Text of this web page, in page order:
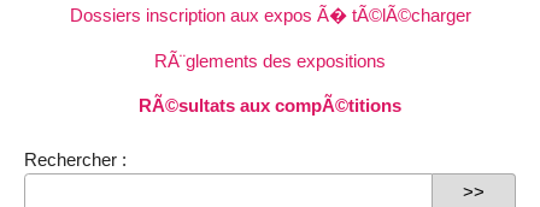
Dossiers inscription aux expos Ã� tÃ©lÃ©charger
RÃ¨glements des expositions
RÃ©sultats aux compÃ©titions
Rechercher :